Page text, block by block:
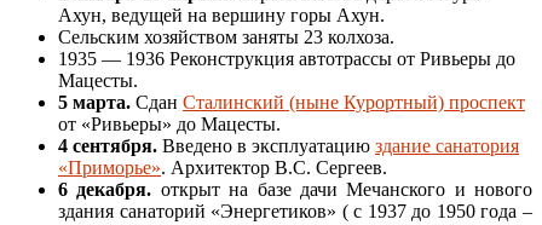
Ахун, ведущей на вершину горы Ахун.
Сельским хозяйством заняты 23 колхоза.
1935 — 1936 Реконструкция автотрассы от Ривьеры до
Мацесты.
5 марта. Сдан Сталинский (ныне Курортный) проспект
от «Ривьеры» до Мацесты.
4 сентября. Введено в эксплуатацию здание санатория
«Приморье». Архитектор В.С. Сергеев.
6 декабря. открыт на базе дачи Мечанского и нового
здания санаторий «Энергетиков» ( с 1937 до 1950 года –